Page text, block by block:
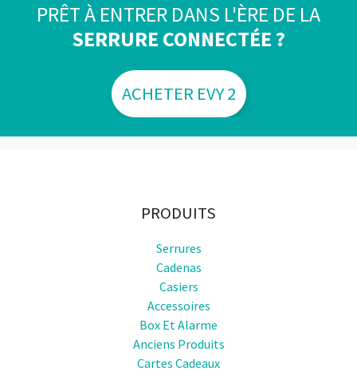
PRÊT À ENTRER DANS L'ÈRE DE LA
SERRURE CONNECTÉE ?
ACHETER EVY 2
PRODUITS
Serrures
Cadenas
Casiers
Accessoires
Box Et Alarme
Anciens Produits
Cartes Cadeaux